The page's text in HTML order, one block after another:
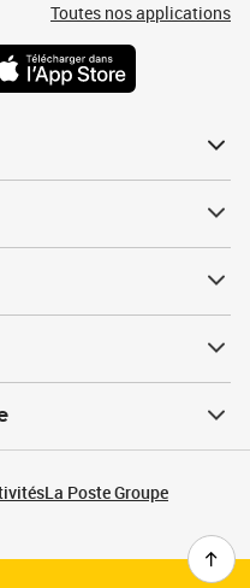
Toutes nos applications
La Poste Groupe